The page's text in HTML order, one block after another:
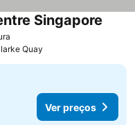
Singapore
Quay
Ver preços